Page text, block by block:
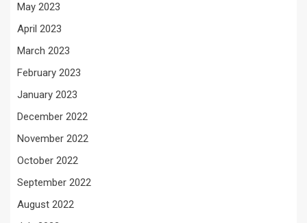
May 2023
April 2023
March 2023
February 2023
January 2023
December 2022
November 2022
October 2022
September 2022
August 2022